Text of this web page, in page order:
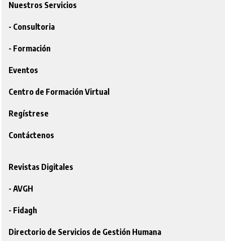
Nuestros Servicios
- Consultoria
- Formación
Eventos
Centro de Formación Virtual
Regístrese
Contáctenos
Revistas Digitales
- AVGH
- Fidagh
Directorio de Servicios de Gestión Humana